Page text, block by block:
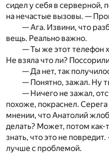
сидел у себя в серверной,
на нечастые вызовы. —
— Ага. Извини, что
вещь. Реально важно.
— Ты же этот телефон
Не взяла что ли?
— Да нет, так
— Понятно, зажал. Ну
— Ничего не зажал,
похоже, покраснел.
мнении, что Анатолий
делать? Может, потом как-
знать, что это не
лучше с проблемой.